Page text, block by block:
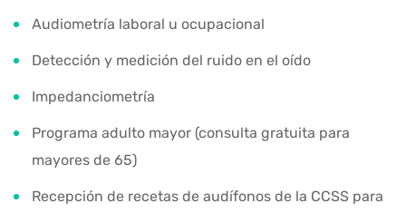
Audiometría laboral u ocupacional
Detección y medición del ruido en el oído
Impedanciometría
Programa adulto mayor (consulta gratuita para
mayores de 65)
Recepción de recetas de audífonos de la CCSS para